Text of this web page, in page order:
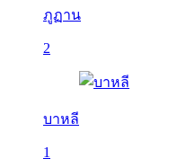
ภูฏาน
2
บาหลี
1